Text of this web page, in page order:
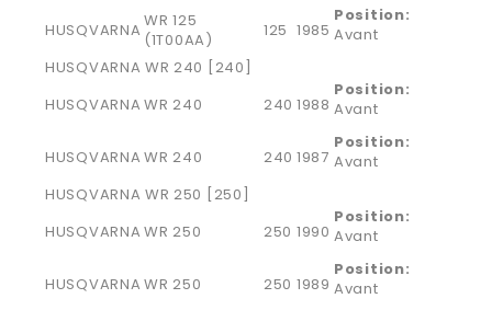
HUSQVARNA WR 125
(1T00AA)
125 1985
Position:
Avant
HUSQVARNA WR 240 [240]
HUSQVARNA WR 240 240 1988
Position:
Avant
HUSQVARNA WR 240 240 1987
Position:
Avant
HUSQVARNA WR 250 [250]
HUSQVARNA WR 250 250 1990
Position:
Avant
HUSQVARNA WR 250 250 1989
Position:
Avant